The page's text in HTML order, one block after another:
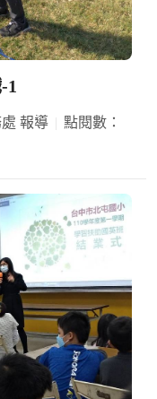
1
報導
點閱數：